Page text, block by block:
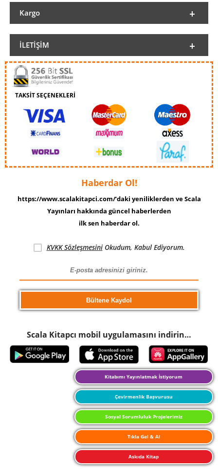
Kargo
İLETIŞIM
TAKSİT SEÇENEKLERİ
Haberdar Ol!
https://www.scalakitapci.com/’daki yeniliklerden ve Scala
Yayınları hakkında güncel haberlerden
ilk sen haberdar ol.
KVKK SözleşmesiniOkudum, Kabul Ediyorum.
Scala Kitapcı mobil uygulamasını indirin…
Kitabımı Yayınlatmak İstiyorum
Çevirmenlik Başvurusu
Sosyal Sorumluluk Projelerimiz
Tıkla Gel & Al
Askıda Kitap